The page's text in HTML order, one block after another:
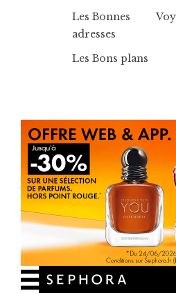
Les Bonnes
adresses
Les Bons plans